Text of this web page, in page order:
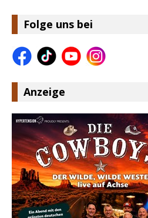
Folge uns bei
Anzeige